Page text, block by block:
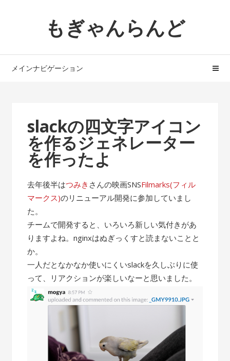
ョ
へ
もぎゃんらんど
メインナビゲーション
slackの四文字アイコン
を作るジェネレーター
を作ったよ
去年後半はつみき さんの映画SNSFilmarks(フィル
マークス)のリニューアル開発に参加していまし
た。
チームで開発すると、いろいろ新しい気付きがあ
りますよね。nginxはぬぎっくすと読まないことと
か。
一人だとなかなか使いにくいslackを久しぶりに使
って、リアクションが楽しいなーと思いました。